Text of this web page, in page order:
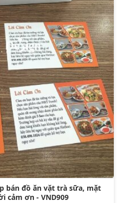
bán đồ ăn vặt trà sữa, mặt
cảm ơn - VND909